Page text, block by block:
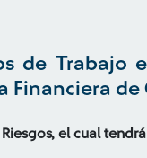
de Trabajo
Financiera de
el cual